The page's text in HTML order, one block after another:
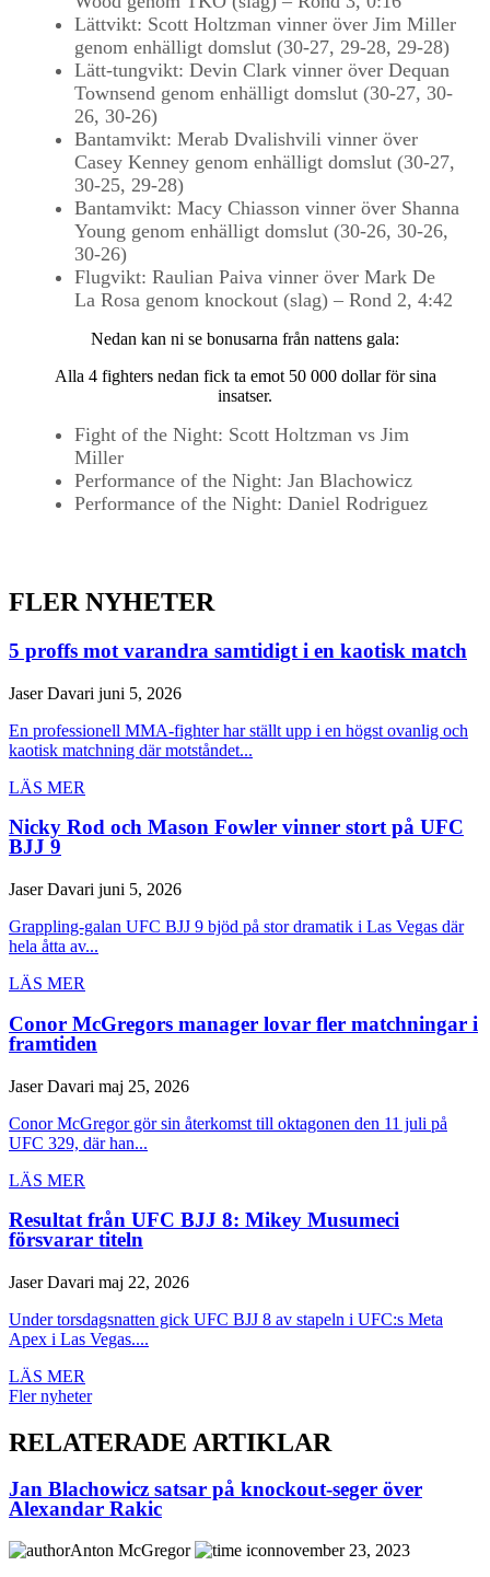
Lättvikt: Scott Holtzman vinner över Jim Miller
genom enhälligt domslut (30-27, 29-28, 29-28)
Lätt-tungvikt: Devin Clark vinner över Dequan
Townsend genom enhälligt domslut (30-27, 30-
26, 30-26)
Bantamvikt: Merab Dvalishvili vinner över
Casey Kenney genom enhälligt domslut (30-27,
30-25, 29-28)
Bantamvikt: Macy Chiasson vinner över Shanna
Young genom enhälligt domslut (30-26, 30-26,
30-26)
Flugvikt: Raulian Paiva vinner över Mark De
La Rosa genom knockout (slag) – Rond 2, 4:42
Nedan kan ni se bonusarna från nattens gala:
Alla 4 fighters nedan fick ta emot 50 000 dollar för sina
insatser.
Fight of the Night: Scott Holtzman vs Jim
Miller
Performance of the Night: Jan Blachowicz
Performance of the Night: Daniel Rodriguez
FLER NYHETER
5 proffs mot varandra samtidigt i en kaotisk match
Jaser Davari juni 5, 2026
En professionell MMA-fighter har ställt upp i en högst ovanlig och
kaotisk matchning där motståndet...
LÄS MER
Nicky Rod och Mason Fowler vinner stort på UFC
BJJ 9
Jaser Davari juni 5, 2026
Grappling-galan UFC BJJ 9 bjöd på stor dramatik i Las Vegas där
hela åtta av...
LÄS MER
Conor McGregors manager lovar fler matchningar i
framtiden
Jaser Davari maj 25, 2026
Conor McGregor gör sin återkomst till oktagonen den 11 juli på
UFC 329, där han...
LÄS MER
Resultat från UFC BJJ 8: Mikey Musumeci
försvarar titeln
Jaser Davari maj 22, 2026
Under torsdagsnatten gick UFC BJJ 8 av stapeln i UFC:s Meta
Apex i Las Vegas....
LÄS MER
Fler nyheter
RELATERADE ARTIKLAR
Jan Blachowicz satsar på knockout-seger över
Alexandar Rakic
Anton McGregor
november 23, 2023